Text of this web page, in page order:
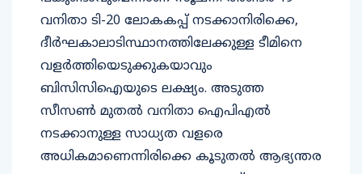
വനിതാ ടി-20 ലോകകപ്പ് നടക്കാനിരിക്കെ,
ദീർഘകാലാടിസ്ഥാനത്തിലേക്കുള്ള ടീമിനെ
വളർത്തിയെടുക്കുകയാവും
ബിസിസിഐയുടെ ലക്ഷ്യം. അടുത്ത
സീസൺ മുതൽ വനിതാ ഐപിഎൽ
നടക്കാനുള്ള സാധ്യത വളരെ
അധികമാണെന്നിരിക്കെ കൂടുതൽ ആഭ്യന്തര